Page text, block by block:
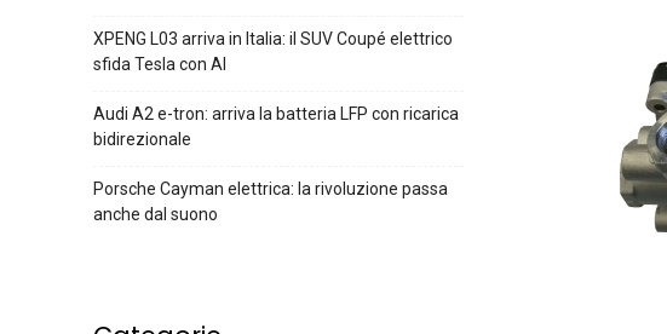
XPENG L03 arriva in Italia: il SUV Coupé elettrico
sfida Tesla con AI
Audi A2 e-tron: arriva la batteria LFP con ricarica
bidirezionale
Porsche Cayman elettrica: la rivoluzione passa
anche dal suono